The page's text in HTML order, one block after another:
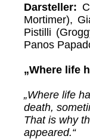
Darsteller:
Mortimer),
Pistilli
Panos
„Where life
„Where life
death,
That is why
appeared.“